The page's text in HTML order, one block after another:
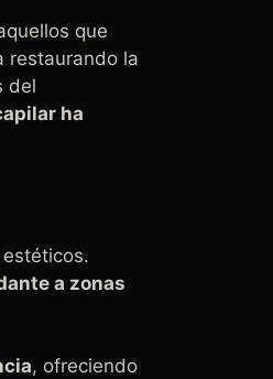
que
restaurando la
del
ha
a zonas
, ofreciendo